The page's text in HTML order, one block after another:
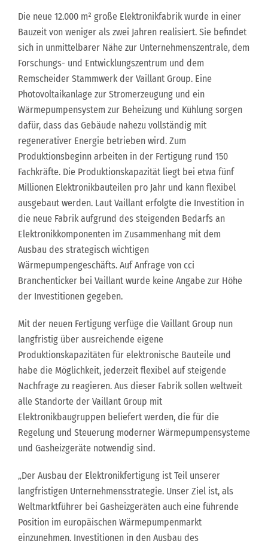
Die neue 12.000 m² große Elektronikfabrik wurde in einer
Bauzeit von weniger als zwei Jahren realisiert. Sie befindet
sich in unmittelbarer Nähe zur Unternehmenszentrale, dem
Forschungs- und Entwicklungszentrum und dem
Remscheider Stammwerk der Vaillant Group. Eine
Photovoltaikanlage zur Stromerzeugung und ein
Wärmepumpensystem zur Beheizung und Kühlung sorgen
dafür, dass das Gebäude nahezu vollständig mit
regenerativer Energie betrieben wird. Zum
Produktionsbeginn arbeiten in der Fertigung rund 150
Fachkräfte. Die Produktionskapazität liegt bei etwa fünf
Millionen Elektronikbauteilen pro Jahr und kann flexibel
ausgebaut werden. Laut Vaillant erfolgte die Investition in
die neue Fabrik aufgrund des steigenden Bedarfs an
Elektronikkomponenten im Zusammenhang mit dem
Ausbau des strategisch wichtigen
Wärmepumpengeschäfts. Auf Anfrage von cci
Branchenticker bei Vaillant wurde keine Angabe zur Höhe
der Investitionen gegeben.
Mit der neuen Fertigung verfüge die Vaillant Group nun
langfristig über ausreichende eigene
Produktionskapazitäten für elektronische Bauteile und
habe die Möglichkeit, jederzeit flexibel auf steigende
Nachfrage zu reagieren. Aus dieser Fabrik sollen weltweit
alle Standorte der Vaillant Group mit
Elektronikbaugruppen beliefert werden, die für die
Regelung und Steuerung moderner Wärmepumpensysteme
und Gasheizgeräte notwendig sind.
„Der Ausbau der Elektronikfertigung ist Teil unserer
langfristigen Unternehmensstrategie. Unser Ziel ist, als
Weltmarktführer bei Gasheizgeräten auch eine führende
Position im europäischen Wärmepumpenmarkt
einzunehmen. Investitionen in den Ausbau des